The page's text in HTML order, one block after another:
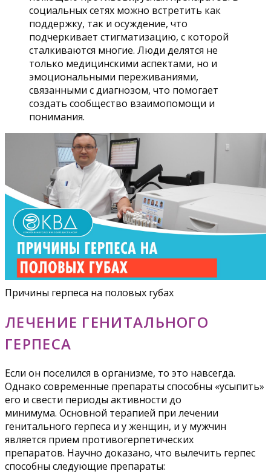
социальных сетях можно встретить как
поддержку, так и осуждение, что
подчеркивает стигматизацию, с которой
сталкиваются многие. Люди делятся не
только медицинскими аспектами, но и
эмоциональными переживаниями,
связанными с диагнозом, что помогает
создать сообщество взаимопомощи и
понимания.
Причины герпеса на половых губах
ЛЕЧЕНИЕ ГЕНИТАЛЬНОГО
ГЕРПЕСА
Если он поселился в организме, то это навсегда.
Однако современные препараты способны «усыпить»
его и свести периоды активности до
минимума. Основной терапией при лечении
генитального герпеса и у женщин, и у мужчин
является прием противогерпетических
препаратов. Научно доказано, что вылечить герпес
способны следующие препараты: